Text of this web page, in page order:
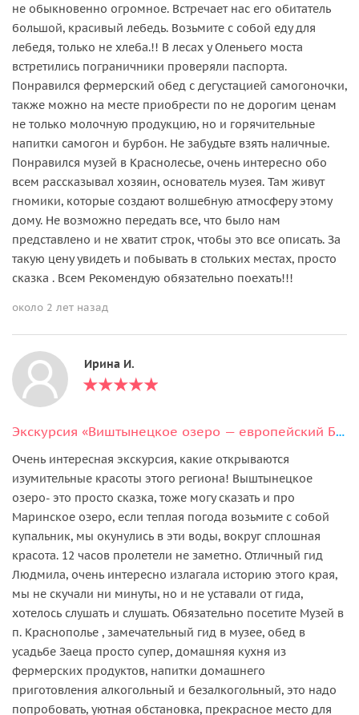
не обыкновенно огромное. Встречает нас его обитатель
большой, красивый лебедь. Возьмите с собой еду для
лебедя, только не хлеба.!! В лесах у Оленьего моста
встретились пограничники проверяли паспорта.
Понравился фермерский обед с дегустацией самогоночки,
также можно на месте приобрести по не дорогим ценам
не только молочную продукцию, но и горячительные
напитки самогон и бурбон. Не забудьте взять наличные.
Понравился музей в Краснолесье, очень интересно обо
всем рассказывал хозяин, основатель музея. Там живут
гномики, которые создают волшебную атмосферу этому
дому. Не возможно передать все, что было нам
представлено и не хватит строк, чтобы это все описать. За
такую цену увидеть и побывать в стольких местах, просто
сказка . Всем Рекомендую обязательно поехать!!!
около 2 лет назад
Ирина И.
Экскурсия «Виштынецкое озеро — европейский Байкал» (из Светлогорска)
Очень интересная экскурсия, какие открываются
изумительные красоты этого региона! Выштынецкое
озеро- это просто сказка, тоже могу сказать и про
Маринское озеро, если теплая погода возьмите с собой
купальник, мы окунулись в эти воды, вокруг сплошная
красота. 12 часов пролетели не заметно. Отличный гид
Людмила, очень интересно излагала историю этого края,
мы не скучали ни минуты, но и не уставали от гида,
хотелось слушать и слушать. Обязательно посетите Музей в
п. Краснополье , замечательный гид в музее, обед в
усадьбе Заеца просто супер, домашняя кухня из
фермерских продуктов, напитки домашнего
приготовления алкогольный и безалкогольный, это надо
попробовать, уютная обстановка, прекрасное место для